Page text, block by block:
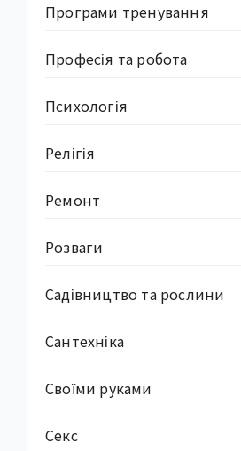
Програми тренування
Професія та робота
Психологія
Релігія
Ремонт
Розваги
Садівництво та рослини
Сантехніка
Своїми руками
Секс